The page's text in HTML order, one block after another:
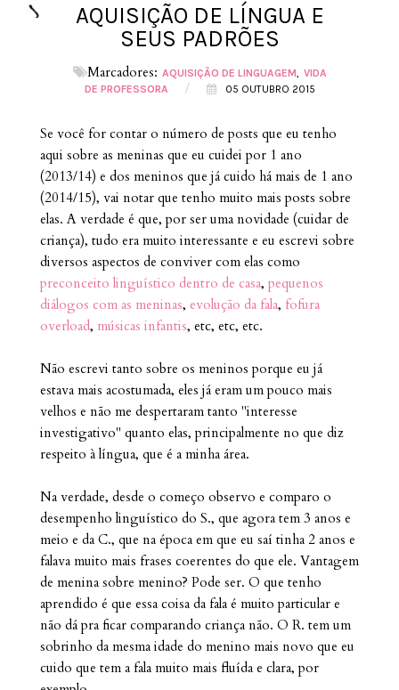
AQUISIÇÃO DE LÍNGUA E
SEUS PADRÕES
Marcadores: AQUISIÇÃO DE LINGUAGEM
VIDA
DE PROFESSORA
/ 05 OUTUBRO 2015
Se você for contar o número de posts que eu tenho
aqui sobre as meninas que eu cuidei por 1 ano
(2013/14) e dos meninos que já cuido há mais de 1 ano
(2014/15), vai notar que tenho muito mais posts sobre
elas. A verdade é que, por ser uma novidade (cuidar de
criança), tudo era muito interessante e eu escrevi sobre
diversos aspectos de conviver com elas como
preconceito linguístico dentro de casa, pequenos
diálogos com as meninas, evolução da fala, fofura
overload, músicas infantis, etc, etc, etc.
Não escrevi tanto sobre os meninos porque eu já
estava mais acostumada, eles já eram um pouco mais
velhos e não me despertaram tanto "interesse
investigativo" quanto elas, principalmente no que diz
respeito à língua, que é a minha área.
Na verdade, desde o começo observo e comparo o
desempenho linguístico do S., que agora tem 3 anos e
meio e da C., que na época em que eu saí tinha 2 anos e
falava muito mais frases coerentes do que ele. Vantagem
de menina sobre menino? Pode ser. O que tenho
aprendido é que essa coisa da fala é muito particular e
não dá pra ficar comparando criança não. O R. tem um
sobrinho da mesma idade do menino mais novo que eu
cuido que tem a fala muito mais fluída e clara, por